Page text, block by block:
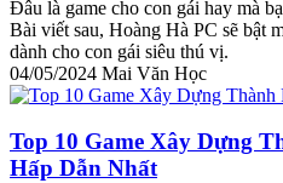
Đâu là game cho con gái hay mà
Bài viết sau, Hoàng Hà PC sẽ bật
dành cho con gái siêu thú vị.
04/05/2024 Mai Văn Học
Top 10 Game Xây Dựng
Hấp Dẫn Nhất